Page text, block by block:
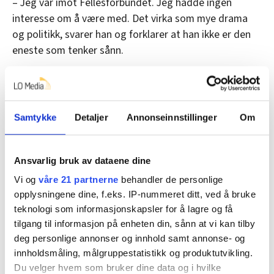
Samtykke Detaljer Annonseinnstillinger Om
Ansvarlig bruk av dataene dine
Vi og våre 21 partnerne behandler de personlige
opplysningene dine, f.eks. IP-nummeret ditt, ved å bruke
teknologi som informasjonskapsler for å lagre og få
tilgang til informasjon på enheten din, sånn at vi kan tilby
deg personlige annonser og innhold samt annonse- og
innholdsmåling, målgruppestatistikk og produktutvikling.
Du velger hvem som bruker dine data og i hvilke
interesse om å være med. Det virka som mye drama
og politikk, svarer han og forklarer at han ikke er den
eneste som tenker sånn.
Samtidig peker han på den lave lønna i yrket, som
en av grunnene til at kokker ikke ser poenget med
før skatt, å være medlem av Fellesforbundet som
kokk.
– Jeg tenkte at det går så mye penger ut i
medlemskontingent, at det forsvinner mer enn man
tjener. Jeg trodde at de eneste det gagner, er dem,
sier han.
Men så endret han mening og meldte seg inn i
Fellesforbundet i 2020. Det var forbildene hans som
inspirerte han til å bli medlem.